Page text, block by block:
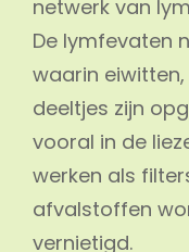
netwerk van
De lymfevaten
waarin
deeltjes zijn
vooral in de
werken als
afvalstoffen
vernietigd.